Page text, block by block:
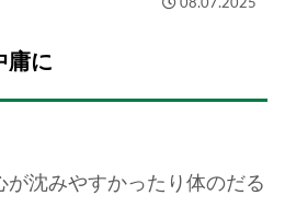
08.07.2025
庸に
が沈みやすかったり体のだる